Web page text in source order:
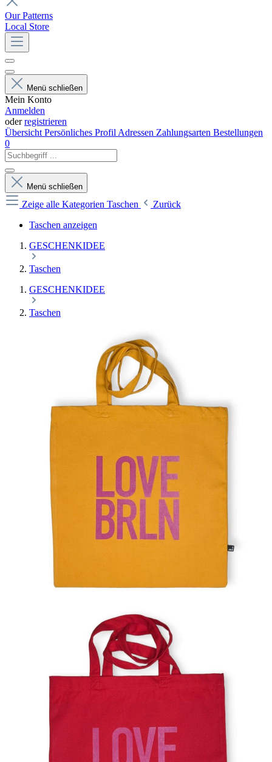
Our Patterns
Local Store
Menü schließen
Mein Konto
Anmelden
oderregistrieren
Übersicht Persönliches Profil Adressen Zahlungsarten Bestellungen
0
Menü schließen
Zeige alle Kategorien Taschen
Zurück
Taschen anzeigen
GESCHENKIDEE
Taschen
GESCHENKIDEE
Taschen